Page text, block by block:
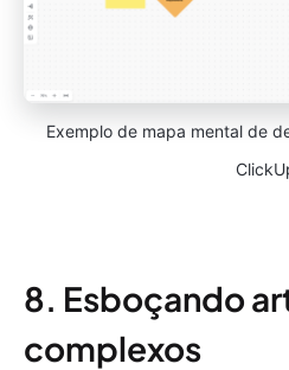
Exemplo de mapa mental de
8. Esboçando
complexos